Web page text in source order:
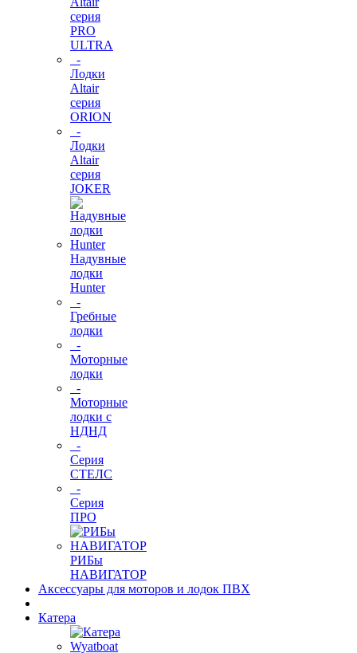
серия
PRO
ULTRA
-
Лодки
Altair
серия
ORION
-
Лодки
Altair
серия
JOKER
Надувные
лодки
Hunter
-
Гребные
лодки
-
Моторные
лодки
-
Моторные
лодки с
НДНД
-
Серия
СТЕЛС
-
Серия
ПРО
РИБы
НАВИГАТОР
Аксессуары для моторов и лодок ПВХ
Катера